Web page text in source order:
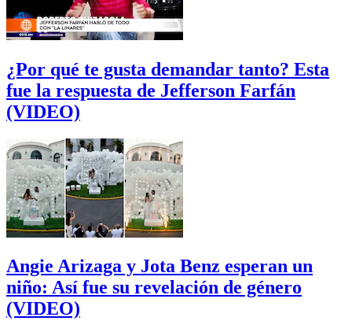
¿Por qué te gusta demandar tanto? Esta
fue la respuesta de Jefferson Farfán
(VIDEO)
Angie Arizaga y Jota Benz esperan un
niño: Así fue su revelación de género
(VIDEO)